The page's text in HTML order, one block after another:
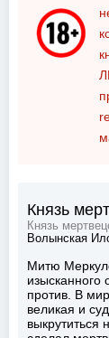
Князь
Князь
Волынская
Митю
изысканного
против. В
великая и
выкрутиться